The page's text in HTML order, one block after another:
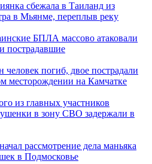
сбежала в Таиланд из
в Мьянме, переплыв реку
БПЛА массово атаковали
пострадавшие
человек погиб, двое пострадали
месторождении на Камчатке
из главных участников
в зону СВО задержали в
рассмотрение дела маньяка
в Подмосковье